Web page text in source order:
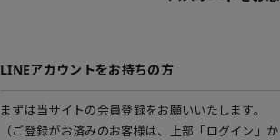
LINEアカウントをお持ちの方
まずは当サイトの会員登録をお願いいたします。
（ご登録がお済みのお客様は、上部「ログイン」